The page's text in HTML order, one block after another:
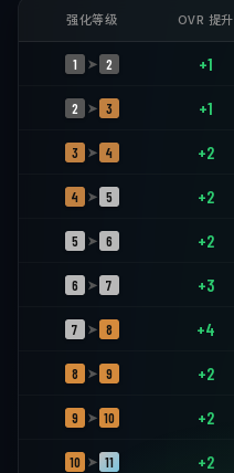
强化等级 OVR 提升
1 ➤ 2 +1
2 ➤ 3 +1
3 ➤ 4 +2
4 ➤ 5 +2
5 ➤ 6 +2
6 ➤ 7 +3
7 ➤ 8 +4
8 ➤ 9 +2
9 ➤ 10 +2
10 ➤ 11 +2